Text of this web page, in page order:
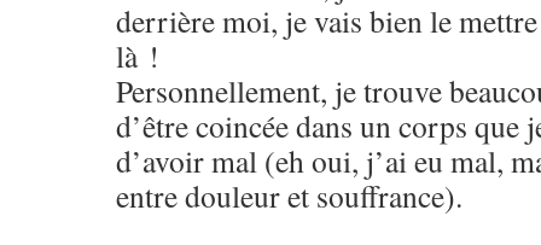
derrière moi, je vais bien le
là !
Personnellement, je trouve
d’être coincée dans un corps que
d’avoir mal (eh oui, j’ai eu mal,
entre douleur et souffrance).